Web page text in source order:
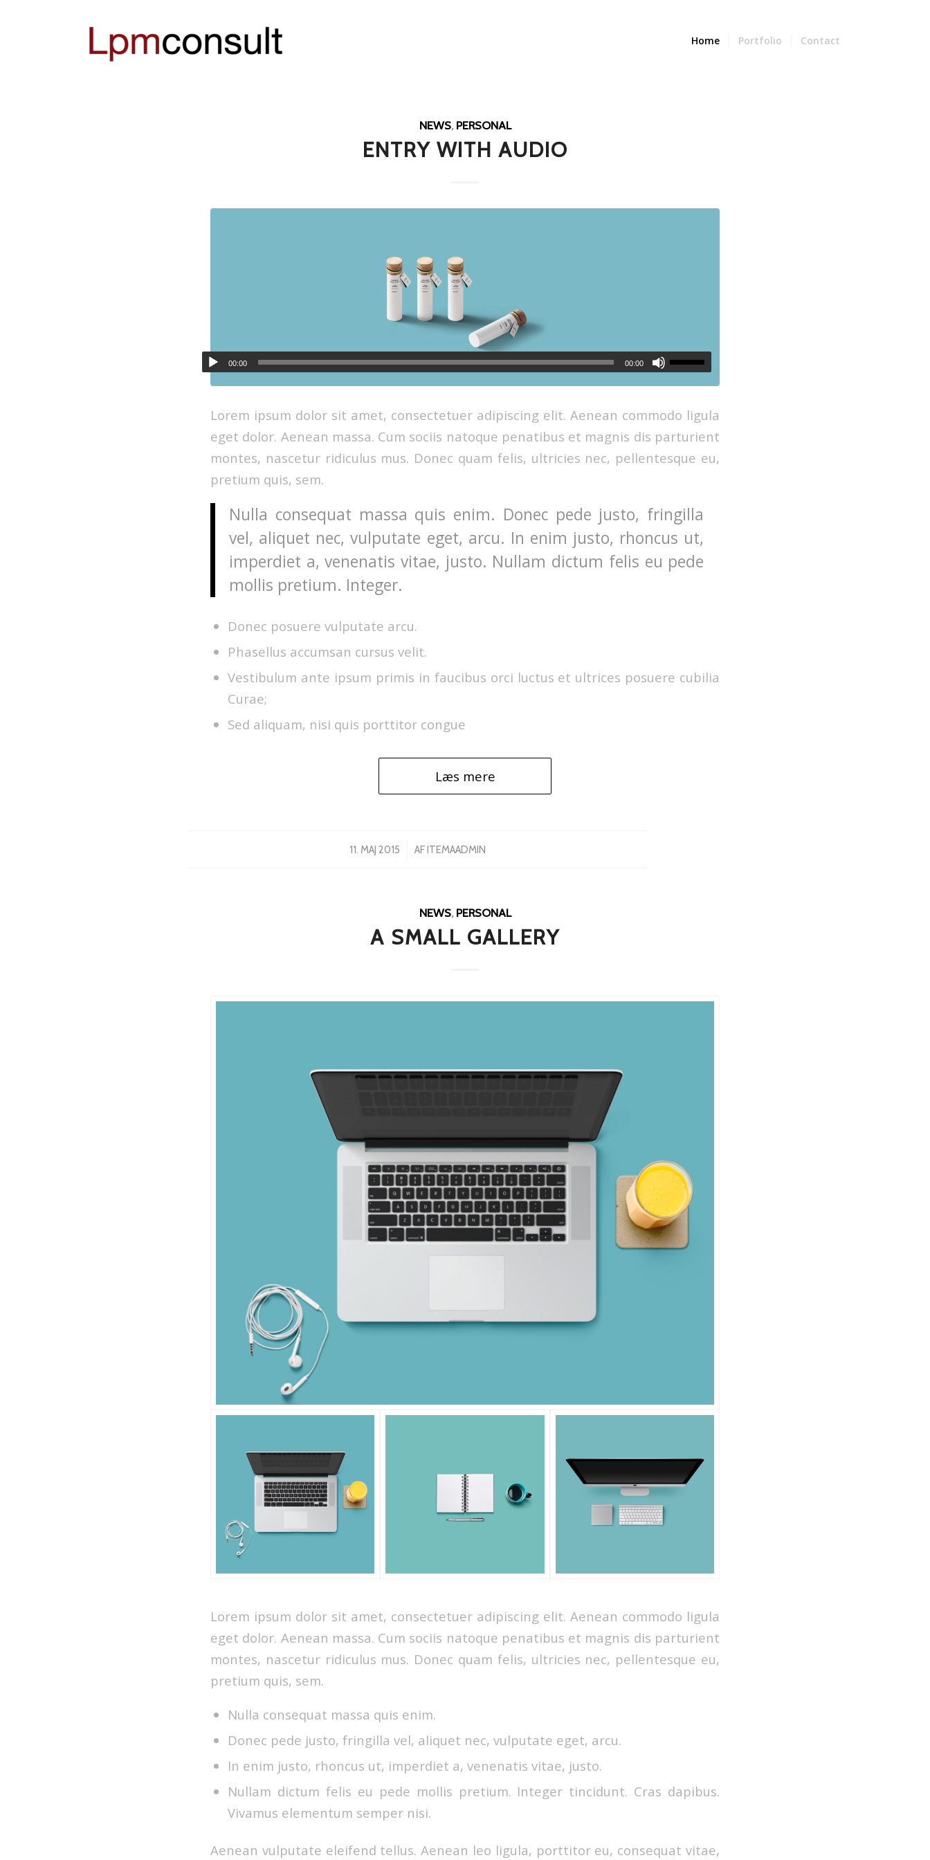
Home Portfolio Contact
NEWS, PERSONAL
ENTRY WITH AUDIO
00:00 00:00
Lorem ipsum dolor sit amet, consectetuer adipiscing elit. Aenean commodo ligula
eget dolor. Aenean massa. Cum sociis natoque penatibus et magnis dis parturient
montes, nascetur ridiculus mus. Donec quam felis, ultricies nec, pellentesque eu,
pretium quis, sem.
Nulla consequat massa quis enim. Donec pede justo, fringilla
vel, aliquet nec, vulputate eget, arcu. In enim justo, rhoncus ut,
imperdiet a, venenatis vitae, justo. Nullam dictum felis eu pede
mollis pretium. Integer.
Donec posuere vulputate arcu.
Phasellus accumsan cursus velit.
Vestibulum ante ipsum primis in faucibus orci luctus et ultrices posuere cubilia
Curae;
Sed aliquam, nisi quis porttitor congue
Læs mere
11. MAJ 2015
/ AFITEMAADMIN
NEWS, PERSONAL
A SMALL GALLERY
Lorem ipsum dolor sit amet, consectetuer adipiscing elit. Aenean commodo ligula
eget dolor. Aenean massa. Cum sociis natoque penatibus et magnis dis parturient
montes, nascetur ridiculus mus. Donec quam felis, ultricies nec, pellentesque eu,
pretium quis, sem.
Nulla consequat massa quis enim.
Donec pede justo, fringilla vel, aliquet nec, vulputate eget, arcu.
In enim justo, rhoncus ut, imperdiet a, venenatis vitae, justo.
Nullam dictum felis eu pede mollis pretium. Integer tincidunt. Cras dapibus.
Vivamus elementum semper nisi.
Aenean vulputate eleifend tellus. Aenean leo ligula, porttitor eu, consequat vitae,